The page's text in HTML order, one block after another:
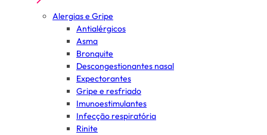
Alergias e Gripe
Antialérgicos
Asma
Bronquite
Descongestionantes nasal
Expectorantes
Gripe e resfriado
Imunoestimulantes
Infecção respiratória
Rinite